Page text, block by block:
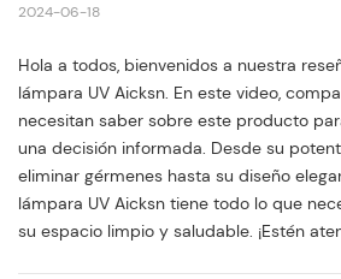
2024-06-18
Hola a todos, bienvenidos a nuestra
lámpara UV Aicksn. En este video,
necesitan saber sobre este producto
una decisión informada. Desde su
eliminar gérmenes hasta su diseño
lámpara UV Aicksn tiene todo lo que
su espacio limpio y saludable. ¡Estén